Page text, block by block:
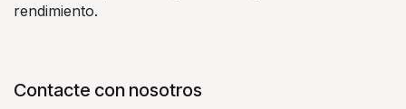
rendimiento.
Contacte con nosotros